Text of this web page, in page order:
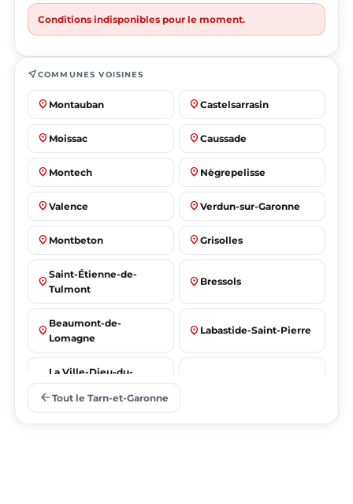
Conditions indisponibles pour le moment.
near_meCOMMUNES VOISINES
place Montauban place Castelsarrasin
place Moissac place Caussade
place Montech place Nègrepelisse
place Valence place Verdun-sur-Garonne
place Montbeton place Grisolles
place
Saint-Étienne-de-
Tulmont
place Bressols
place
Beaumont-de-
Lomagne
place Labastide-Saint-Pierre
La Ville-Dieu-du-
arrow_back Tout le Tarn-et-Garonne